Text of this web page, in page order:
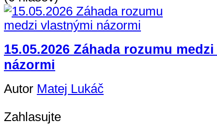
15.05.2026 Záhada rozumu
názormi
Autor Matej Lukáč
Zahlasujte